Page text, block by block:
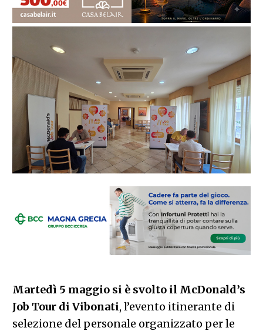
Martedì 5 maggio si è svolto il McDonald’s
Job Tour di Vibonati, l’evento itinerante di
selezione del personale organizzato per le